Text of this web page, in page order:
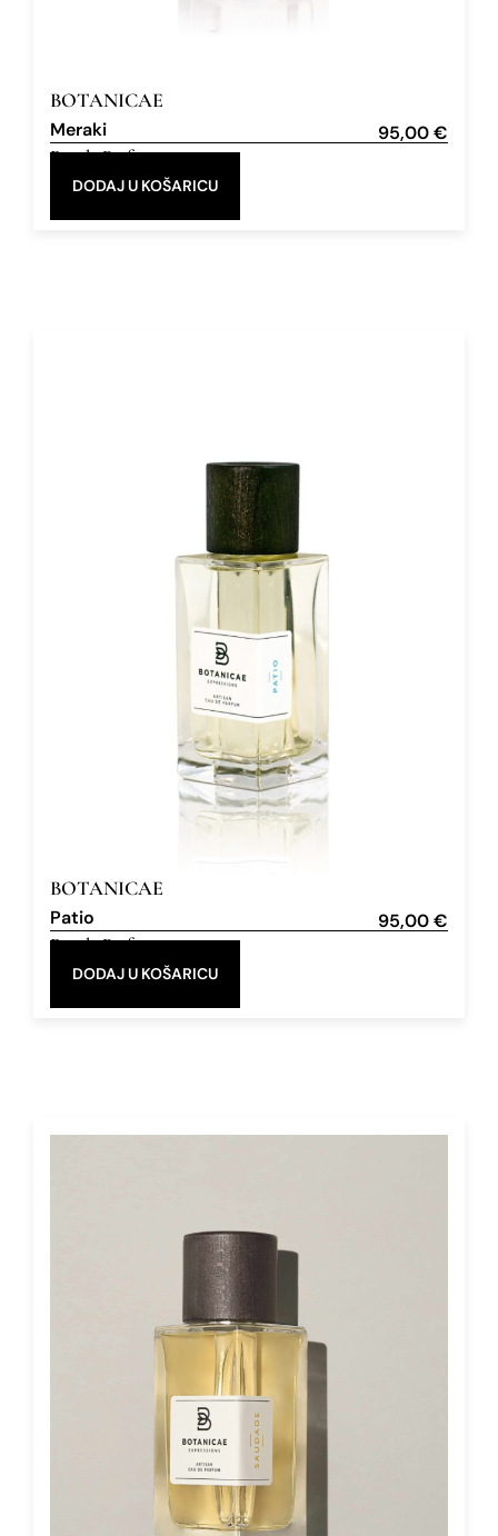
BOTANICAE
Meraki 95,00€
Eau de Parfum
DODAJ U KOŠARICU
BOTANICAE
Patio 95,00€
Eau de Parfum
DODAJ U KOŠARICU